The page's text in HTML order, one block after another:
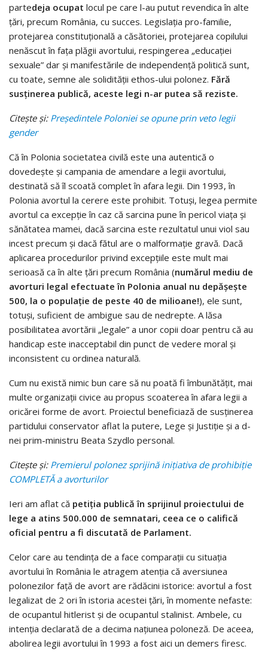
partedeja ocupat locul pe care l-au putut revendica în alte
țări, precum România, cu succes. Legislația pro-familie,
protejarea constituțională a căsătoriei, protejarea copilului
nenăscut în fața plăgii avortului, respingerea „educației
sexuale” dar și manifestările de independență politică sunt,
cu toate, semne ale solidității ethos-ului polonez. Fără
susținerea publică, aceste legi n-ar putea să reziste.
Citește și: Președintele Poloniei se opune prin veto legii
gender
Că în Polonia societatea civilă este una autentică o
dovedește și campania de amendare a legii avortului,
destinată să îl scoată complet în afara legii. Din 1993, în
Polonia avortul la cerere este prohibit. Totuși, legea permite
avortul ca excepție în caz că sarcina pune în pericol viața și
sănătatea mamei, dacă sarcina este rezultatul unui viol sau
incest precum și dacă fătul are o malformație gravă. Dacă
aplicarea procedurilor privind excepțiile este mult mai
serioasă ca în alte țări precum România (numărul mediu de
avorturi legal efectuate în Polonia anual nu depășește
500, la o populație de peste 40 de milioane!), ele sunt,
totuși, suficient de ambigue sau de nedrepte. A lăsa
posibilitatea avortării „legale” a unor copii doar pentru că au
handicap este inacceptabil din punct de vedere moral și
inconsistent cu ordinea naturală.
Cum nu există nimic bun care să nu poată fi îmbunătățit, mai
multe organizații civice au propus scoaterea în afara legii a
oricărei forme de avort. Proiectul beneficiază de susținerea
partidului conservator aflat la putere, Lege și Justiție și a d-
nei prim-ministru Beata Szydlo personal.
Citește și: Premierul polonez sprijină inițiativa de prohibiție
COMPLETĂ a avorturilor
Ieri am aflat că petiția publică în sprijinul proiectului de
lege a atins 500.000 de semnatari, ceea ce o califică
oficial pentru a fi discutată de Parlament.
Celor care au tendința de a face comparații cu situația
avortului în România le atragem atenția că aversiunea
polonezilor față de avort are rădăcini istorice: avortul a fost
legalizat de 2 ori în istoria acestei țări, în momente nefaste:
de ocupantul hitlerist și de ocupantul stalinist. Ambele, cu
intenția declarată de a decima națiunea poloneză. De aceea,
abolirea legii avortului în 1993 a fost aici un demers firesc.